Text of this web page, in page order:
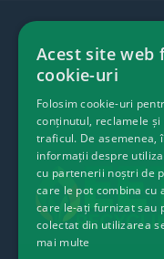
Acest site web
cookie-uri
Folosim cookie-uri
conținutul, reclamele și
traficul. De asemenea,
informații despre
cu partenerii noștri de
care le pot combina cu
care le-ați furnizat sau
colectat din utilizarea
mai multe